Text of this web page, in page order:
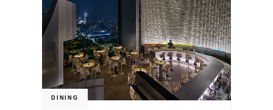
DINING